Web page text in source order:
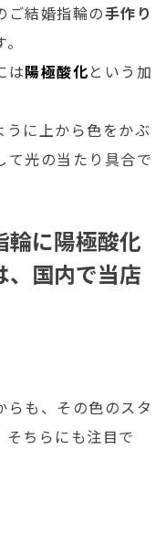
ご結婚指輪の手作り
は陽極酸化という加
うに上から色をかぶ
て光の当たり具合で
輪に陽極酸化
、国内で当店
らも、その色のスタ
ちらにも注目で